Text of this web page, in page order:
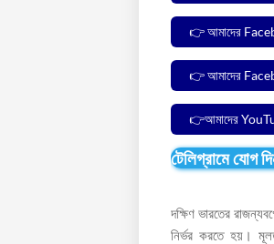
👉 আমাদের
👉 আমাদের
👉আমাদের
টেলিগ্রামে যোগ
দক্ষিণ ভারতের
নির্ভর করতে হয়।